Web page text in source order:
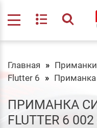
Главная Приманки
Flutter 6
ПРИМАНКА
FLUTTER 6 002